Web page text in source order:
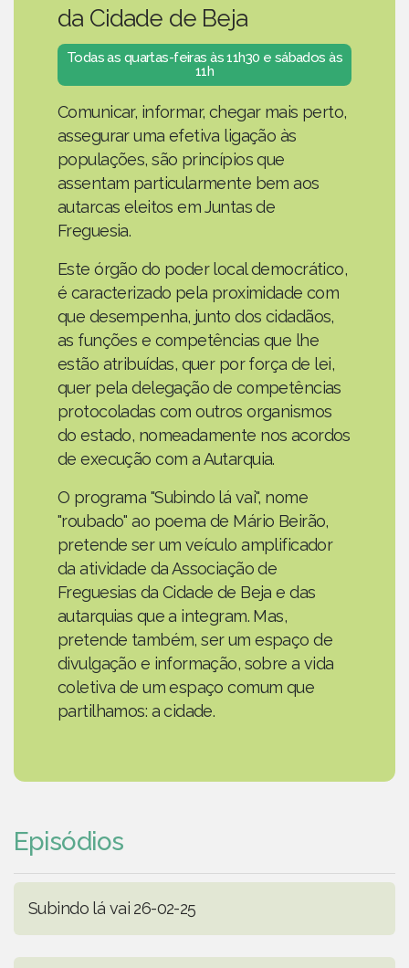
da Cidade de Beja
Todas as quartas-feiras às 11h30 e sábados às
11h
Comunicar, informar, chegar mais perto,
assegurar uma efetiva ligação às
populações, são princípios que
assentam particularmente bem aos
autarcas eleitos em Juntas de
Freguesia.
Este órgão do poder local democrático,
é caracterizado pela proximidade com
que desempenha, junto dos cidadãos,
as funções e competências que lhe
estão atribuídas, quer por força de lei,
quer pela delegação de competências
protocoladas com outros organismos
do estado, nomeadamente nos acordos
de execução com a Autarquia.
O programa "Subindo lá vai", nome
"roubado" ao poema de Mário Beirão,
pretende ser um veículo amplificador
da atividade da Associação de
Freguesias da Cidade de Beja e das
autarquias que a integram. Mas,
pretende também, ser um espaço de
divulgação e informação, sobre a vida
coletiva de um espaço comum que
partilhamos: a cidade.
Episódios
Subindo lá vai 26-02-25